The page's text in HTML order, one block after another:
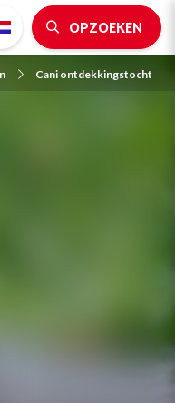
OPZOEKEN
Cani ontdekkingstocht